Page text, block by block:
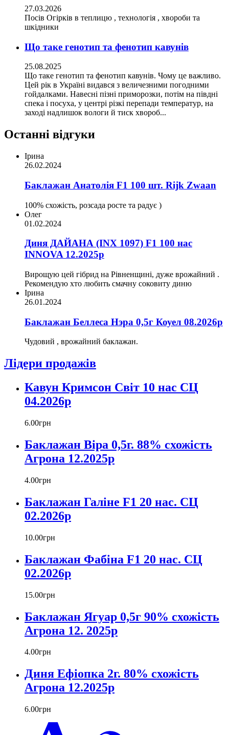
27.03.2026
Посів Огірків в теплицю , технологія , хвороби та
шкідники
Що таке генотип та фенотип кавунів
25.08.2025
Що таке генотип та фенотип кавунів. Чому це важливо.
Цей рік в Україні видався з величезними погодними
гойдалками. Навесні пізні приморозки, потім на півдні
спека і посуха, у центрі різкі перепади температур, на
заході надлишок вологи й тиск хвороб...
Останні відгуки
Ірина
26.02.2024
Баклажан Анатолія F1 100 шт. Rijk Zwaan
100% схожість, розсада росте та радує )
Олег
01.02.2024
Диня ДАЙАНА (INX 1097) F1 100 нас
INNOVA 12.2025р
Вирощую цей гібрид на Рівненщині, дуже врожайний .
Рекомендую хто любить смачну соковиту диню
Ірина
26.01.2024
Баклажан Беллеса Нэра 0,5г Коуел 08.2026р
Чудовий , врожайний баклажан.
Лідери продажів
Кавун Кримсон Світ 10 нас СЦ
04.2026р
6.00грн
Баклажан Віра 0,5г. 88% схожість
Агрона 12.2025р
4.00грн
Баклажан Галіне F1 20 нас. СЦ
02.2026р
10.00грн
Баклажан Фабіна F1 20 нас. СЦ
02.2026р
15.00грн
Баклажан Ягуар 0,5г 90% схожість
Агрона 12. 2025р
4.00грн
Диня Ефіопка 2г. 80% схожість
Агрона 12.2025р
6.00грн